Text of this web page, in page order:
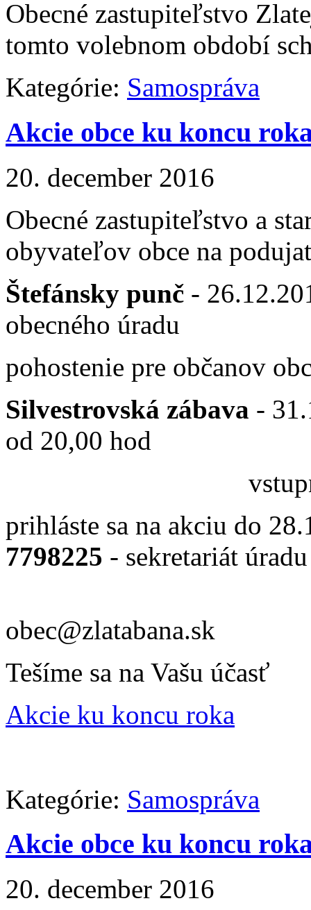
Obecné zastupiteľstvo
tomto volebnom období
Kategórie: Samospráva
Akcie obce ku koncu
20. december 2016
Obecné zastupiteľstvo a
obyvateľov obce na
Štefánsky punč -
obecného úradu
pohostenie pre občanov
Silvestrovská zábava -
od 20,00 hod
vstupné 3,-
prihláste sa na akciu do
7798225 - sekretariát úradu
obec@zlatabana.sk
Tešíme sa na Vašu účasť
Akcie ku koncu roka
Kategórie: Samospráva
Akcie obce ku koncu
20. december 2016